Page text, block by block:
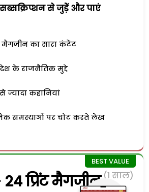
से जुड़ेें और पाएं
मैगजीन का सारा कंटेंट
के राजनैतिक मुद्दे
से ज्यादा कहानियां
समस्याओं पर चोट करते लेख
प्रिंट मैगजीन (1 साल)